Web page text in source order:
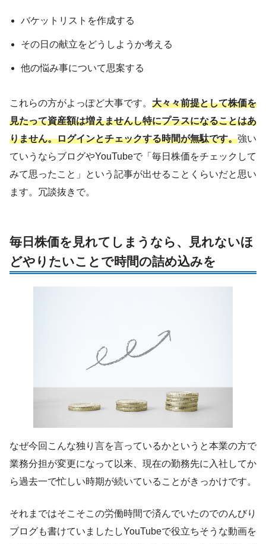
バケットリストを作成する
その日の献立をどうしようか考える
他の悩み事について思案する
これらの方がよっぽど大事です。 大々々前提として株価を
見たって資産額は増えませんし特にプラスになることはあ
りません。ログインとチェックする時間が無駄です。強い
ていうならブログやYouTubeで「毎日株価をチェックして
みて思ったこと」という記事が出せることくらいだと思い
ます。冗談抜きで。
毎日株価を見れてしまうなら、見れないほ
どやりたいことで時間の詰め込みを
なぜ今回こんな独り言を言っているかというと本業の方で
業務分担が変更になって以来、現在の勤務先に入社してか
ら過去一で忙しい時期が続いていることがきっかけです。
それまではそこそこの労働時間で済んでいたのでのんびり
ブログも書けていましたしYouTubeで役立ちそうな動画を